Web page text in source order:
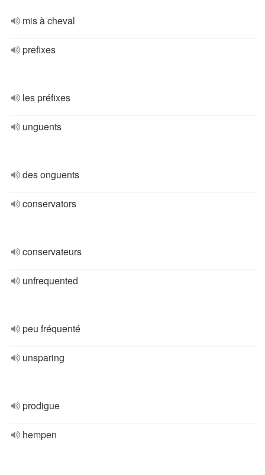
mis à cheval
prefixes
les préfixes
unguents
des onguents
conservators
conservateurs
unfrequented
peu fréquenté
unsparing
prodigue
hempen